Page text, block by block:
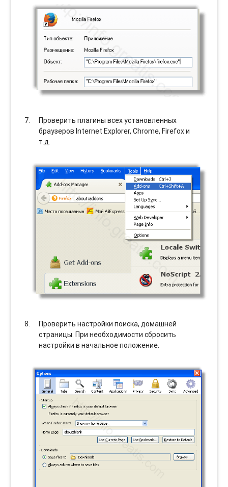
Проверить плагины всех установленных
браузеров Internet Explorer, Chrome, Firefox и
т.д.
Проверить настройки поиска, домашней
страницы. При необходимости сбросить
настройки в начальное положение.